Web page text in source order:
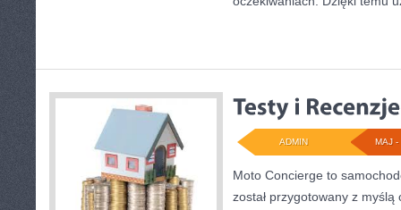
MAJ -
ADMIN
Moto Concierge to
został przygotowany z